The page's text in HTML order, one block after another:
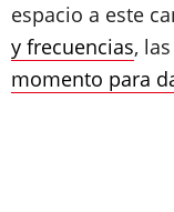
espacio a este
y frecuencias,
momento para